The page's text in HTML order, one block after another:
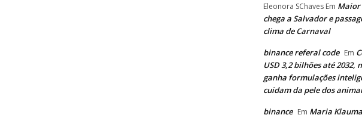
Eleonora SChaves Em Maior
chega a Salvador e
clima de Carnaval
binance referal code Em
USD 3,2 bilhões até 2032,
ganha formulações
cuidam da pele dos
binance Em Maria